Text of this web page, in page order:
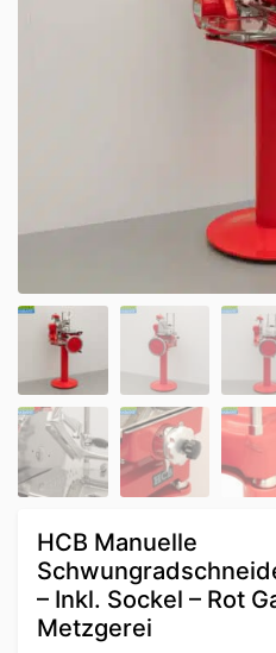
HCB Manuelle
– Inkl. Sockel – Rot
Metzgerei